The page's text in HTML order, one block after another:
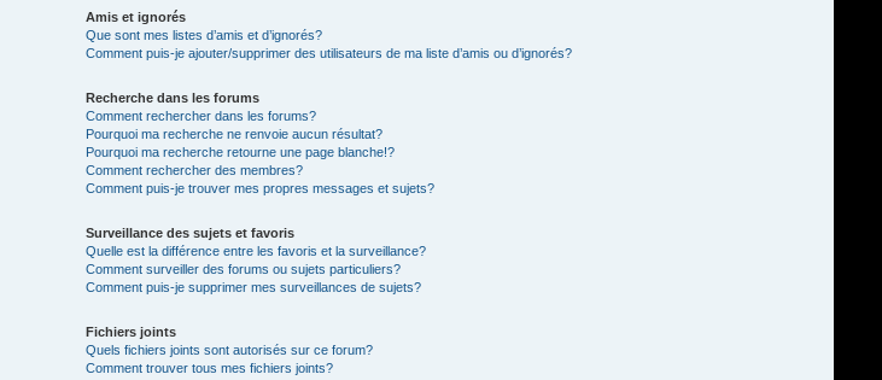
Amis et ignorés
Que sont mes listes d’amis et d’ignorés?
Comment puis-je ajouter/supprimer des utilisateurs de ma liste d’amis ou d’ignorés?
Recherche dans les forums
Comment rechercher dans les forums?
Pourquoi ma recherche ne renvoie aucun résultat?
Pourquoi ma recherche retourne une page blanche!?
Comment rechercher des membres?
Comment puis-je trouver mes propres messages et sujets?
Surveillance des sujets et favoris
Quelle est la différence entre les favoris et la surveillance?
Comment surveiller des forums ou sujets particuliers?
Comment puis-je supprimer mes surveillances de sujets?
Fichiers joints
Quels fichiers joints sont autorisés sur ce forum?
Comment trouver tous mes fichiers joints?